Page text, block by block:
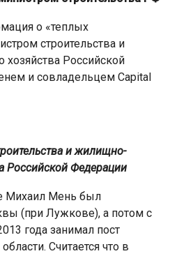
о «теплых
строительства и
Российской
и совладельцем Capital
и жилищно-
Российской Федерации
Михаил Мень был
(при Лужкове), а потом с
года занимал пост
Считается что в